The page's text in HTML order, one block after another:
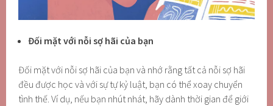
Đối mặt với nỗi sợ hãi của bạn
Đối mặt với nỗi sợ hãi của bạn và nhớ rằng tất cả nỗi sợ hãi
đều được học và với sự tự kỷ luật, bạn có thể xoay chuyển
tình thế. Ví dụ, nếu bạn nhút nhát, hãy dành thời gian để giới